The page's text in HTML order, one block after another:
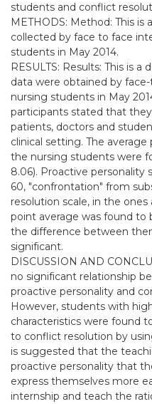
students and conflict
METHODS: Method: This
collected by face to face
students in May 2014.
RESULTS: Results: This is
data were obtained by
nursing students in May
participants stated that
patients, doctors and
clinical setting. The
the nursing students were
8.06). Proactive personality
60, "confrontation" from
resolution scale, in the
point average was found
the difference between
significant.
DISCUSSION AND
no significant relationship
proactive personality and
However, students with
characteristics were found
to conflict resolution by
is suggested that the
proactive personality that
express themselves more
internship and teach the